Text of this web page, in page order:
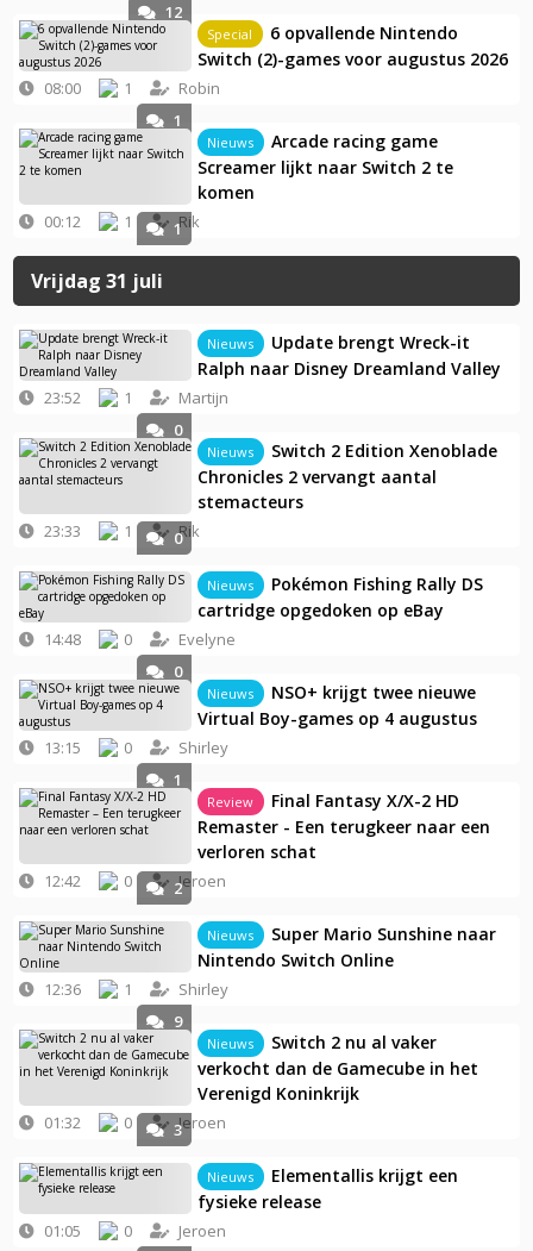
12
1
Special
6 opvallende Nintendo
Switch (2)-games voor augustus 2026
08:00 1 Robin
1
Nieuws
Arcade racing game
Screamer lijkt naar Switch 2 te
komen
00:12 1 Rik
Vrijdag 31 juli
0
Nieuws
Update brengt Wreck-it
Ralph naar Disney Dreamland Valley
23:52 1 Martijn
0
Nieuws
Switch 2 Edition Xenoblade
Chronicles 2 vervangt aantal
stemacteurs
23:33 1 Rik
0
Nieuws
Pokémon Fishing Rally DS
cartridge opgedoken op eBay
14:48 0 Evelyne
1
Nieuws
NSO+ krijgt twee nieuwe
Virtual Boy-games op 4 augustus
13:15 0 Shirley
2
Review
Final Fantasy X/X-2 HD
Remaster - Een terugkeer naar een
verloren schat
12:42 0 Jeroen
9
Nieuws
Super Mario Sunshine naar
Nintendo Switch Online
12:36 1 Shirley
3
Nieuws
Switch 2 nu al vaker
verkocht dan de Gamecube in het
Verenigd Koninkrijk
01:32 0 Jeroen
Nieuws
Elementallis krijgt een
fysieke release
01:05 0 Jeroen